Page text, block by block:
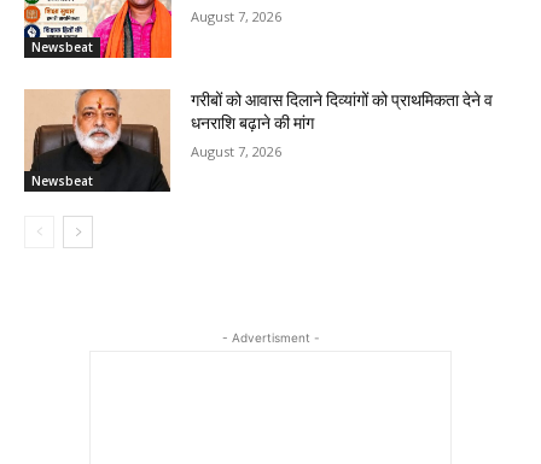
Newsbeat
August 7, 2026
Newsbeat
गरीबों को आवास दिलाने दिव्यांगों को प्राथमिकता देने व
धनराशि बढ़ाने की मांग
August 7, 2026
- Advertisment -